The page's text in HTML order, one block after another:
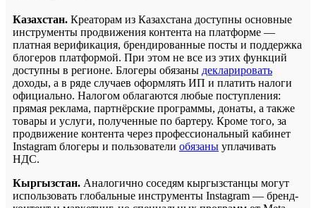
Казахстан. Креаторам из Казахстана доступны основные
инструменты продвижения контента на платформе —
платная верификация, брендированные посты и поддержка
блогеров платформой. При этом не все из этих функций
доступны в регионе. Блогеры обязаны декларировать
доходы, а в ряде случаев оформлять ИП и платить налоги
официально. Налогом облагаются любые поступления:
прямая реклама, партнёрские программы, донаты, а также
товары и услуги, полученные по бартеру. Кроме того, за
продвижение контента через профессиональный кабинет
Instagram блогеры и пользователи обязаны уплачивать
НДС.
Кыргызстан. Аналогично соседям кыргызстанцы могут
использовать глобальные инструменты Instagram — бренд-